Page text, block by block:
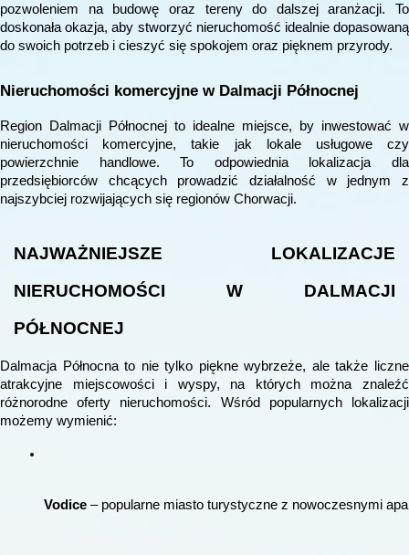
pozwoleniem na budowę oraz tereny do dalszej aranżacji. To
doskonała okazja, aby stworzyć nieruchomość idealnie dopasowaną
do swoich potrzeb i cieszyć się spokojem oraz pięknem przyrody.
Nieruchomości komercyjne w Dalmacji Północnej
Region Dalmacji Północnej to idealne miejsce, by inwestować w
nieruchomości komercyjne, takie jak lokale usługowe czy
powierzchnie handlowe. To odpowiednia lokalizacja dla
przedsiębiorców chcących prowadzić działalność w jednym z
najszybciej rozwijających się regionów Chorwacji.
NAJWAŻNIEJSZE LOKALIZACJE
NIERUCHOMOŚCI W DALMACJI
PÓŁNOCNEJ
Dalmacja Północna to nie tylko piękne wybrzeże, ale także liczne
atrakcyjne miejscowości i wyspy, na których można znaleźć
różnorodne oferty nieruchomości. Wśród popularnych lokalizacji
możemy wymienić:
Vodice – popularne miasto turystyczne z nowoczesnymi